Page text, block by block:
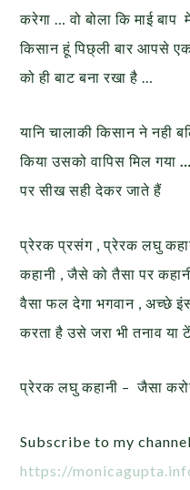
करेगा … वो बोला कि माई बाप
किसान हूं पिछ्ली बार आपसे
को ही बाट बना रखा है …
यानि चालाकी किसान ने नही
किया उसको वापिस मिल गया
पर सीख सही देकर जाते हैं
प्रेरक प्रसंग , प्रेरक लघु
कहानी , जैसे को तैसा पर
वैसा फल देगा भगवान , अच्छे
करता है उसे जरा भी तनाव या
प्रेरक लघु कहानी – जैसा
Subscribe to my
https://